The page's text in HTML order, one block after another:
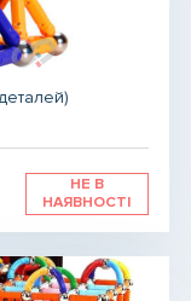
НЕ В
НАЯВНОСТІ